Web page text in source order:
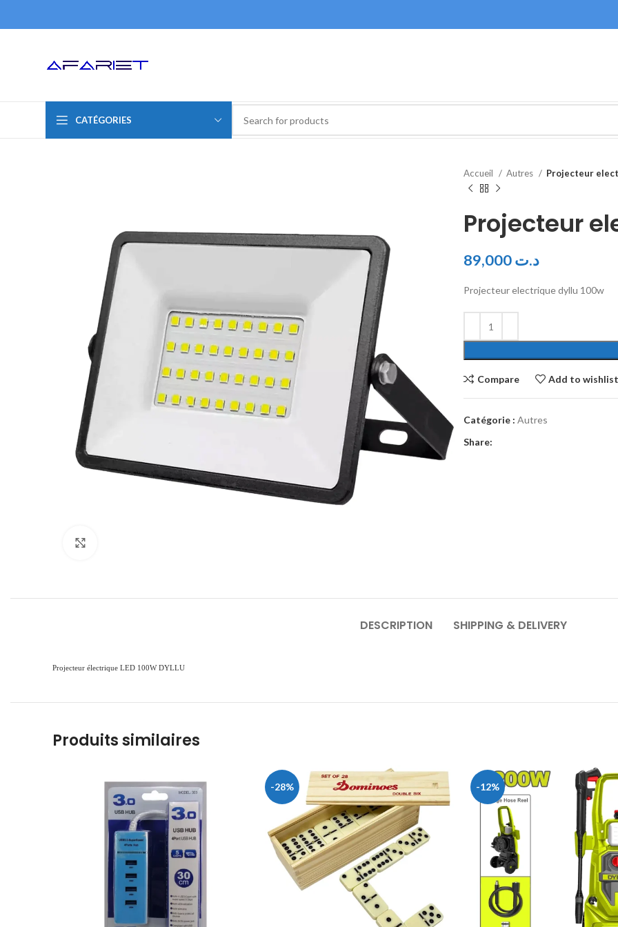
CATÉGORIES
Accueil Autres Projecteur
Projecteur
د.ت
Projecteur electrique dyllu 100w
Compare Add to wishlist
Catégorie : Autres
Share:
DESCRIPTION SHIPPING & DELIVERY
Projecteur électrique LED 100W DYLLU
Produits similaires
-28% -12%